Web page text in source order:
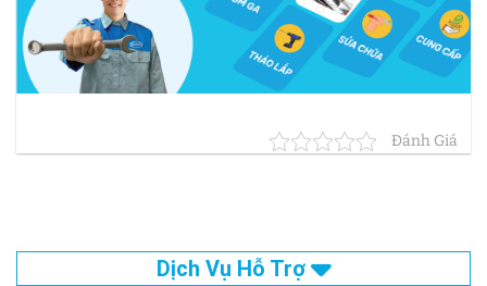
Đánh Giá
Dịch Vụ Hỗ Trợ